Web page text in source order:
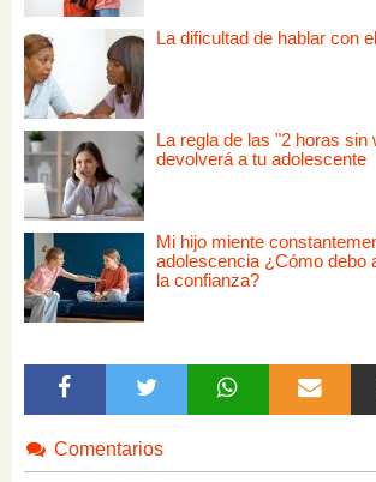
La dificultad de hablar con
La regla de las "2 horas sin
devolverá a tu adolescente
Mi hijo miente
adolescencia ¿Cómo debo
la confianza?
Comentarios